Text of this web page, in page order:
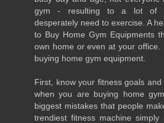
gym - resulting to a lot of
desperately need to exercise. A
to Buy Home Gym Equipments
own home or even at your office.
buying home gym equipment.
First, know your fitness goals
when you are buying home
biggest mistakes that people
trendiest fitness machine